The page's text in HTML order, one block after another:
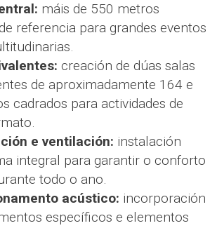
máis de 550 metros
referencia para grandes eventos
creación de dúas salas
de aproximadamente 164 e
cadrados para actividades de
e ventilación: instalación
integral para garantir o conforto
todo o ano.
acústico: incorporación
específicos e elementos